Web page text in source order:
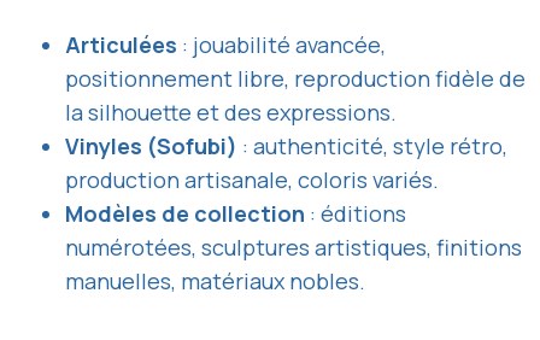
Articulées : jouabilité avancée,
positionnement libre, reproduction fidèle de
la silhouette et des expressions.
Vinyles (Sofubi) : authenticité, style rétro,
production artisanale, coloris variés.
Modèles de collection : éditions
numérotées, sculptures artistiques, finitions
manuelles, matériaux nobles.